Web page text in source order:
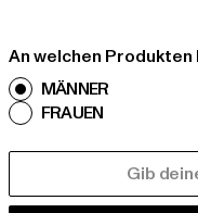
An welchen
MÄNNER
FRAUEN